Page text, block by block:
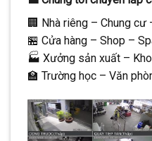
🏢 Nhà riêng – Chung
🏪 Cửa hàng – Shop –
🏭 Xưởng sản xuất –
🏫 Trường học – Văn